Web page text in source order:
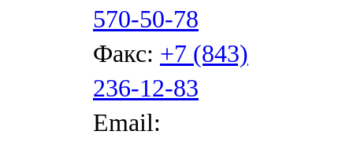
570-50-78
Факс: +7 (843)
236-12-83
Email: